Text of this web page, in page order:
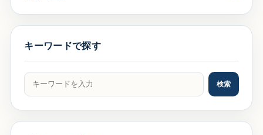
キーワードで探す
記事をキーワードで検索 検索